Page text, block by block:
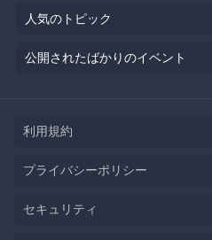
人気のトピック
公開されたばかりのイベント
利用規約
プライバシーポリシー
セキュリティ